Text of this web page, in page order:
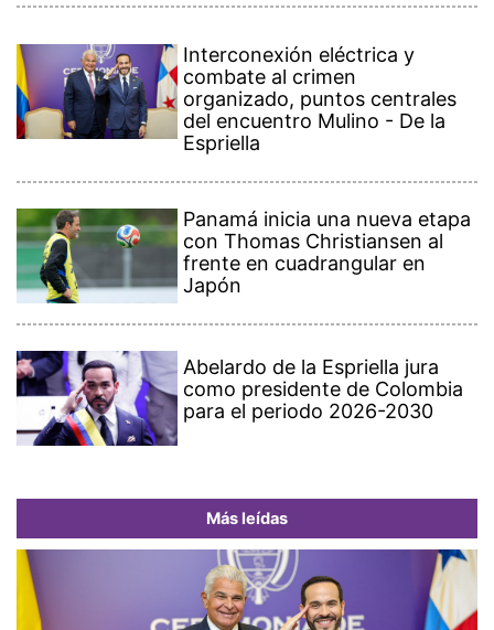
Interconexión eléctrica y
combate al crimen
organizado, puntos centrales
del encuentro Mulino - De la
Espriella
Panamá inicia una nueva etapa
con Thomas Christiansen al
frente en cuadrangular en
Japón
Abelardo de la Espriella jura
como presidente de Colombia
para el periodo 2026-2030
Más leídas